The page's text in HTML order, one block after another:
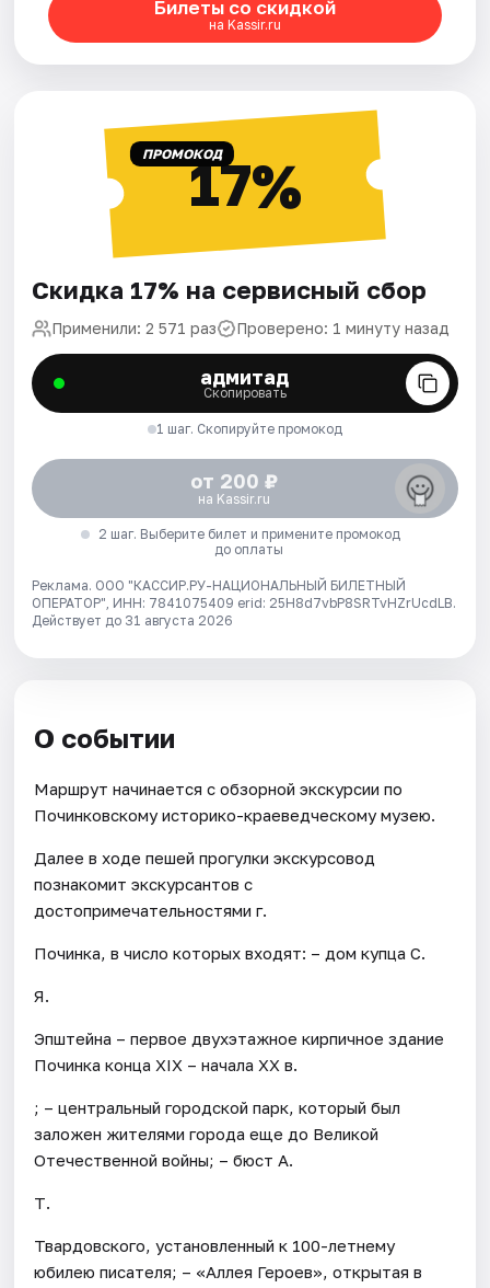
Билеты со скидкой
на Kassir.ru
ПРОМОКОД17%
Скидка 17% на сервисный сбор
Применили: 2 571 раз Проверено: 1 минуту назад
адмитад
Скопировать
1 шаг. Скопируйте промокод
от 200 ₽
на Kassir.ru
2 шаг. Выберите билет и примените промокод
до оплаты
Реклама. ООО "КАССИР.РУ-НАЦИОНАЛЬНЫЙ БИЛЕТНЫЙ
ОПЕРАТОР", ИНН: 7841075409 erid: 25H8d7vbP8SRTvHZrUcdLB.
Действует до 31 августа 2026
О событии
Маршрут начинается с обзорной экскурсии по
Починковскому историко-краеведческому музею.
Далее в ходе пешей прогулки экскурсовод
познакомит экскурсантов с
достопримечательностями г.
Починка, в число которых входят: – дом купца С.
Я.
Эпштейна – первое двухэтажное кирпичное здание
Починка конца XIX – начала XX в.
; – центральный городской парк, который был
заложен жителями города еще до Великой
Отечественной войны; – бюст А.
Т.
Твардовского, установленный к 100-летнему
юбилею писателя; – «Аллея Героев», открытая в